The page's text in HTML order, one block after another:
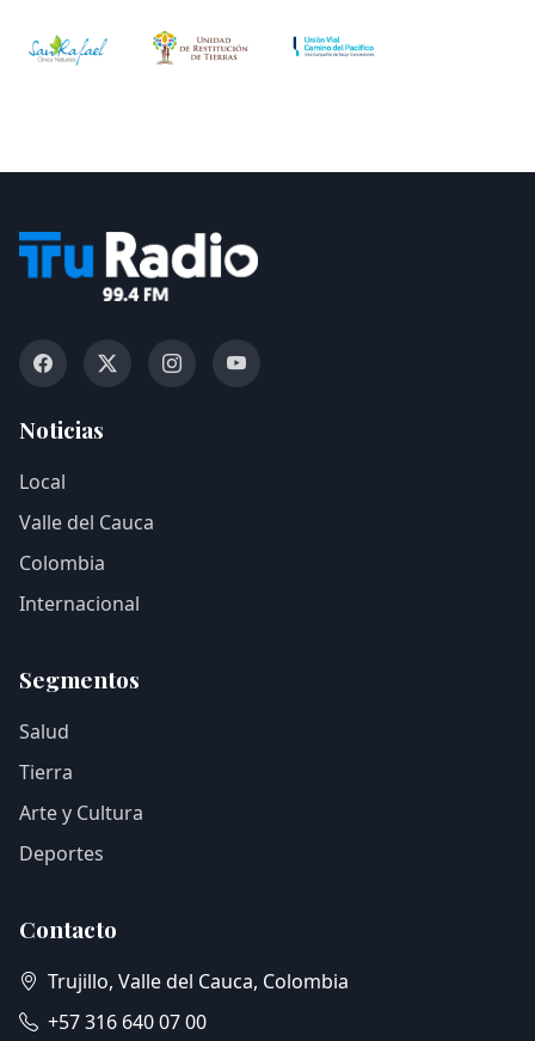
Noticias
Local
Valle del Cauca
Colombia
Internacional
Segmentos
Salud
Tierra
Arte y Cultura
Deportes
Contacto
Trujillo, Valle del Cauca, Colombia
+57 316 640 07 00